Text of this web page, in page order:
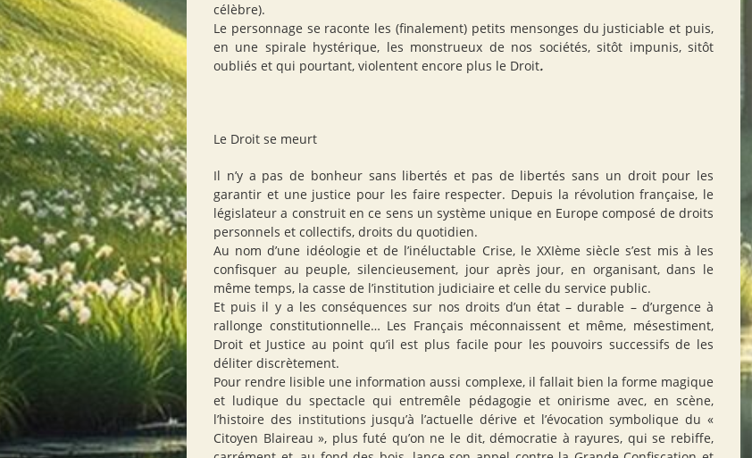
célèbre).
Le personnage se raconte les (finalement) petits mensonges du justiciable et puis,
en une spirale hystérique, les monstrueux de nos sociétés, sitôt impunis, sitôt
oubliés et qui pourtant, violentent encore plus le Droit.
Le Droit se meurt
Il n’y a pas de bonheur sans libertés et pas de libertés sans un droit pour les
garantir et une justice pour les faire respecter. Depuis la révolution française, le
législateur a construit en ce sens un système unique en Europe composé de droits
personnels et collectifs, droits du quotidien.
Au nom d’une idéologie et de l’inéluctable Crise, le XXIème siècle s’est mis à les
confisquer au peuple, silencieusement, jour après jour, en organisant, dans le
même temps, la casse de l’institution judiciaire et celle du service public.
Et puis il y a les conséquences sur nos droits d’un état – durable – d’urgence à
rallonge constitutionnelle… Les Français méconnaissent et même, mésestiment,
Droit et Justice au point qu’il est plus facile pour les pouvoirs successifs de les
déliter discrètement.
Pour rendre lisible une information aussi complexe, il fallait bien la forme magique
et ludique du spectacle qui entremêle pédagogie et onirisme avec, en scène,
l’histoire des institutions jusqu’à l’actuelle dérive et l’évocation symbolique du «
Citoyen Blaireau », plus futé qu’on ne le dit, démocratie à rayures, qui se rebiffe,